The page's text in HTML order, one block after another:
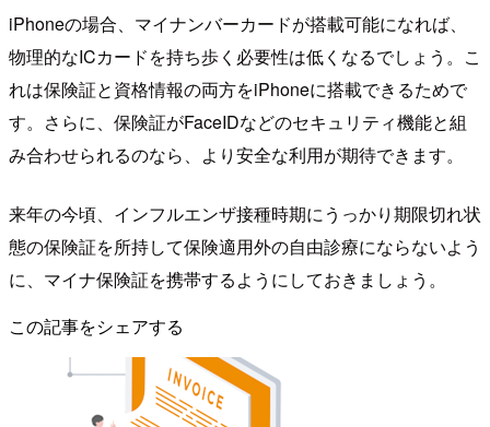
iPhoneの場合、マイナンバーカードが搭載可能になれば、
物理的なICカードを持ち歩く必要性は低くなるでしょう。こ
れは保険証と資格情報の両方をiPhoneに搭載できるためで
す。さらに、保険証がFaceIDなどのセキュリティ機能と組
み合わせられるのなら、より安全な利用が期待できます。
来年の今頃、インフルエンザ接種時期にうっかり期限切れ状
態の保険証を所持して保険適用外の自由診療にならないよう
に、マイナ保険証を携帯するようにしておきましょう。
この記事をシェアする